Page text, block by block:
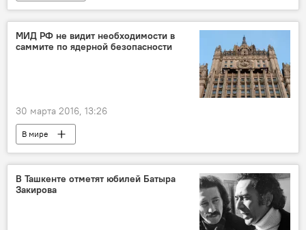
МИД РФ не видит необходимости в
саммите по ядерной безопасности
30 марта 2016, 13:26
В мире
В Ташкенте отметят юбилей Батыра
Закирова